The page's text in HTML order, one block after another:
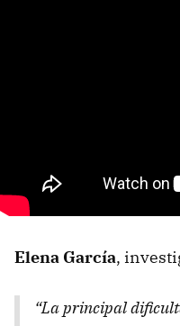
Elena García,
“La principal